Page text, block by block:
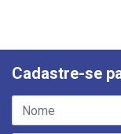
Cadastre-se